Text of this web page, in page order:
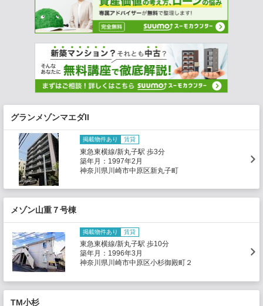
グランメゾンマエダII
掲載物件あり 賃貸
東急東横線/新丸子駅 歩3分
築年月：1997年2月
神奈川県川崎市中原区新丸子町
メゾン山重７号棟
掲載物件あり 賃貸
東急東横線/新丸子駅 歩10分
築年月：1996年3月
神奈川県川崎市中原区小杉御殿町２
TM小杉